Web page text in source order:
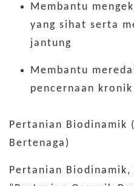
Membantu
yang sihat serta
jantung
Membantu
pencernaan kronik
Pertanian Biodinamik
Bertenaga)
Pertanian